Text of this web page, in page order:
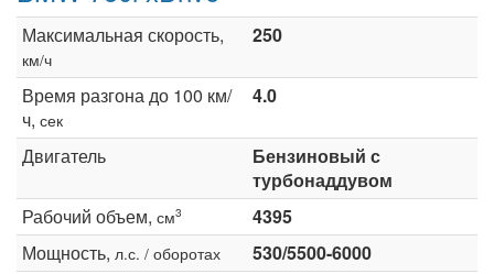
Максимальная скорость,
км/ч
250
Время разгона до 100 км/
ч, сек
4.0
Двигатель
Бензиновый с
турбонаддувом
Рабочий объем, см3
4395
Мощность, л.с. / оборотах
530/5500-6000